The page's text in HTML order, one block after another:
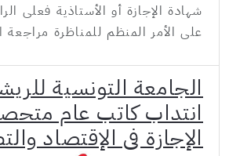
شهادة الإجازة أو الأستاذية فعلى
على الأمر المنظم للمناظرة مراجعة
الجامعة التونسية
انتداب كاتب عام
الإجازة في الإقتصاد